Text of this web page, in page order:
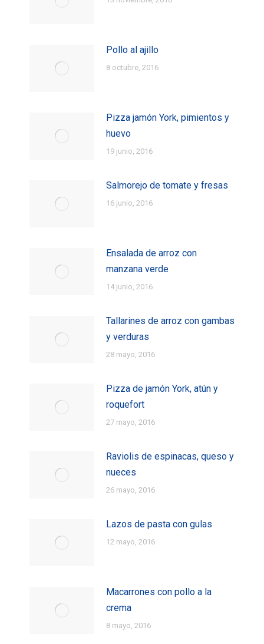
Pollo al ajillo
8 octubre, 2016
Pizza jamón York, pimientos y
huevo
19 junio, 2016
Salmorejo de tomate y fresas
16 junio, 2016
Ensalada de arroz con
manzana verde
14 junio, 2016
Tallarines de arroz con gambas
y verduras
28 mayo, 2016
Pizza de jamón York, atún y
roquefort
27 mayo, 2016
Raviolis de espinacas, queso y
nueces
26 mayo, 2016
Lazos de pasta con gulas
12 mayo, 2016
Macarrones con pollo a la
crema
8 mayo, 2016